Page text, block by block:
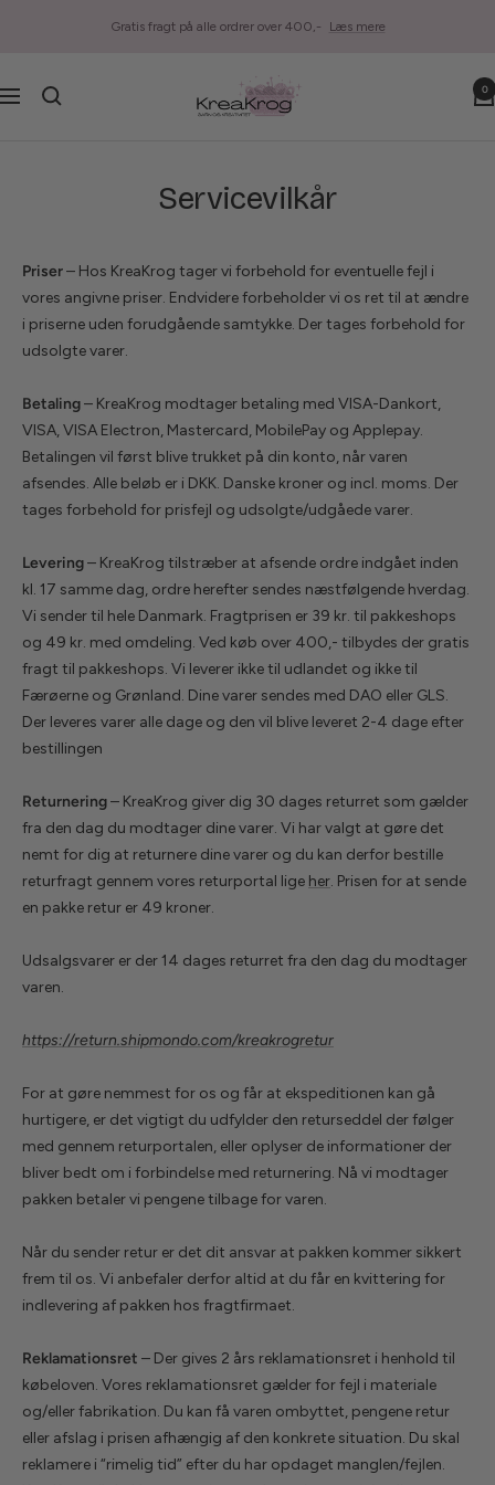
Gratis fragt på alle ordrer over 400,- Læs mere
Navigation
Kreakrog 0
Servicevilkår
Priser– Hos KreaKrog tager vi forbehold for eventuelle fejl i
vores angivne priser. Endvidere forbeholder vi os ret til at ændre
i priserne uden forudgående samtykke. Der tages forbehold for
udsolgte varer.
Betaling– KreaKrog modtager betaling med VISA-Dankort,
VISA, VISA Electron, Mastercard, MobilePay og Applepay.
Betalingen vil først blive trukket på din konto, når varen
afsendes. Alle beløb er i DKK. Danske kroner og incl. moms. Der
tages forbehold for prisfejl og udsolgte/udgåede varer.
Levering– KreaKrog tilstræber at afsende ordre indgået inden
kl. 17 samme dag, ordre herefter sendes næstfølgende hverdag.
Vi sender til hele Danmark. Fragtprisen er 39 kr. til pakkeshops
og 49 kr. med omdeling. Ved køb over 400,- tilbydes der gratis
fragt til pakkeshops. Vi leverer ikke til udlandet og ikke til
Færøerne og Grønland. Dine varer sendes med DAO eller GLS.
Der leveres varer alle dage og den vil blive leveret 2-4 dage efter
bestillingen
Returnering– KreaKrog giver dig 30 dages returret som gælder
fra den dag du modtager dine varer. Vi har valgt at gøre det
nemt for dig at returnere dine varer og du kan derfor bestille
returfragt gennem vores returportal lige her. Prisen for at sende
en pakke retur er 49 kroner.
Udsalgsvarer er der 14 dages returret fra den dag du modtager
varen.
https://return.shipmondo.com/kreakrogretur
For at gøre nemmest for os og får at ekspeditionen kan gå
hurtigere, er det vigtigt du udfylder den returseddel der følger
med gennem returportalen, eller oplyser de informationer der
bliver bedt om i forbindelse med returnering. Nå vi modtager
pakken betaler vi pengene tilbage for varen.
Når du sender retur er det dit ansvar at pakken kommer sikkert
frem til os. Vi anbefaler derfor altid at du får en kvittering for
indlevering af pakken hos fragtfirmaet.
Reklamationsret – Der gives 2 års reklamationsret i henhold til
købeloven. Vores reklamationsret gælder for fejl i materiale
og/eller fabrikation. Du kan få varen ombyttet, pengene retur
eller afslag i prisen afhængig af den konkrete situation. Du skal
reklamere i “rimelig tid” efter du har opdaget manglen/fejlen.